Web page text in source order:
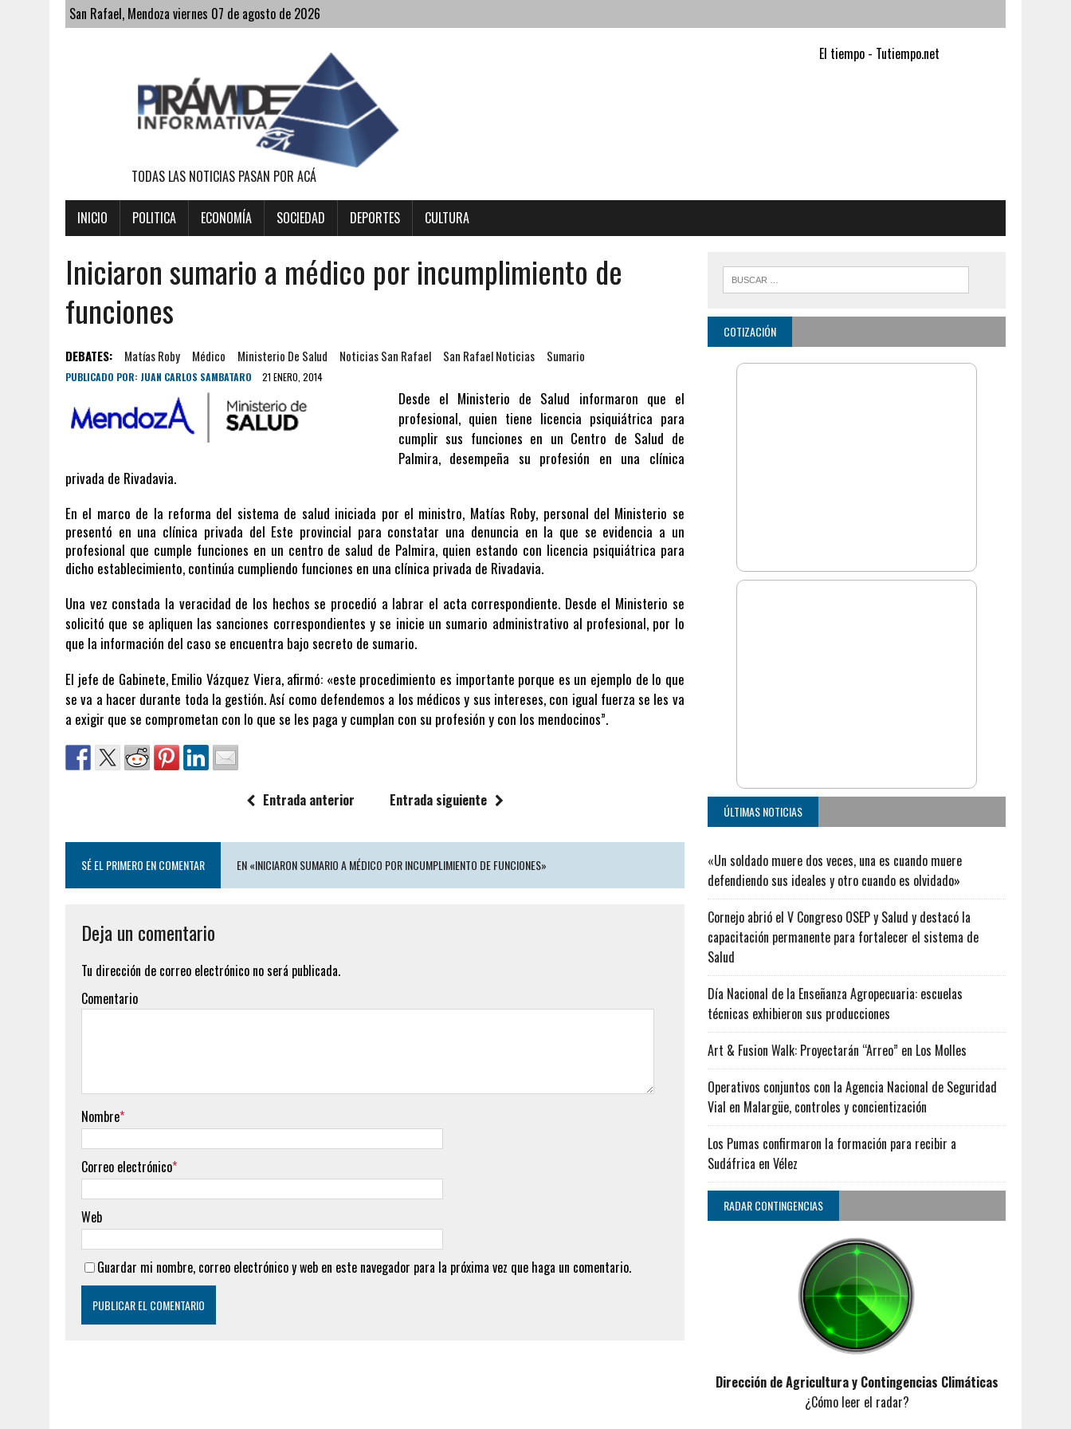
San Rafael, Mendoza viernes 07 de agosto de 2026
TODAS LAS NOTICIAS PASAN POR ACÁ
El tiempo - Tutiempo.net
INICIO POLITICA ECONOMÍA SOCIEDAD DEPORTES CULTURA
Iniciaron sumario a médico por incumplimiento de
funciones
DEBATES: Matías Roby Médico Ministerio De Salud Noticias San Rafael San Rafael Noticias Sumario
PUBLICADO POR: JUAN CARLOS SAMBATARO 21 ENERO, 2014
Desde el Ministerio de Salud informaron que el
profesional, quien tiene licencia psiquiátrica para
cumplir sus funciones en un Centro de Salud de
Palmira, desempeña su profesión en una clínica
privada de Rivadavia.
En el marco de la reforma del sistema de salud iniciada por el ministro, Matías Roby, personal del Ministerio se
presentó en una clínica privada del Este provincial para constatar una denuncia en la que se evidencia a un
profesional que cumple funciones en un centro de salud de Palmira, quien estando con licencia psiquiátrica para
dicho establecimiento, continúa cumpliendo funciones en una clínica privada de Rivadavia.
Una vez constada la veracidad de los hechos se procedió a labrar el acta correspondiente. Desde el Ministerio se
solicitó que se apliquen las sanciones correspondientes y se inicie un sumario administrativo al profesional, por lo
que la información del caso se encuentra bajo secreto de sumario.
El jefe de Gabinete, Emilio Vázquez Viera, afirmó: «este procedimiento es importante porque es un ejemplo de lo que
se va a hacer durante toda la gestión. Así como defendemos a los médicos y sus intereses, con igual fuerza se les va
a exigir que se comprometan con lo que se les paga y cumplan con su profesión y con los mendocinos”.
Entrada anterior Entrada siguiente
SÉ EL PRIMERO EN COMENTAR EN «INICIARON SUMARIO A MÉDICO POR INCUMPLIMIENTO DE FUNCIONES»
Deja un comentario
Tu dirección de correo electrónico no será publicada.
Comentario
Nombre*
Correo electrónico*
Web
Guardar mi nombre, correo electrónico y web en este navegador para la próxima vez que haga un comentario.
COTIZACIÓN
ÚLTIMAS NOTICIAS
«Un soldado muere dos veces, una es cuando muere
defendiendo sus ideales y otro cuando es olvidado»
Cornejo abrió el V Congreso OSEP y Salud y destacó la
capacitación permanente para fortalecer el sistema de
Salud
Día Nacional de la Enseñanza Agropecuaria: escuelas
técnicas exhibieron sus producciones
Art & Fusion Walk: Proyectarán “Arreo” en Los Molles
Operativos conjuntos con la Agencia Nacional de Seguridad
Vial en Malargüe, controles y concientización
Los Pumas confirmaron la formación para recibir a
Sudáfrica en Vélez
RADAR CONTINGENCIAS
Dirección de Agricultura y Contingencias Climáticas
¿Cómo leer el radar?